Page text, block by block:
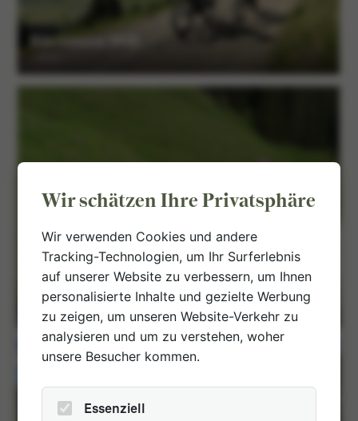
Biketouren 2018
Biketouren 2017
Wir schätzen Ihre Privatsphäre
Wir verwenden Cookies und andere
Tracking-Technologien, um Ihr Surferlebnis
auf unserer Website zu verbessern, um Ihnen
personalisierte Inhalte und gezielte Werbung
zu zeigen, um unseren Website-Verkehr zu
analysieren und um zu verstehen, woher
unsere Besucher kommen.
Essenziell